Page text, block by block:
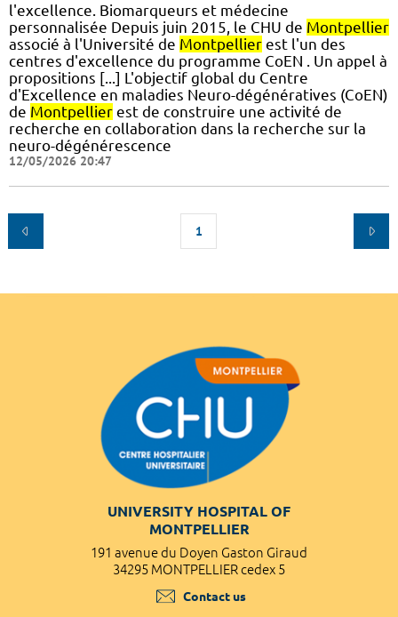
l'excellence. Biomarqueurs et médecine
personnalisée Depuis juin 2015, le CHU de Montpellier
associé à l'Université de Montpellier est l'un des
centres d'excellence du programme CoEN . Un appel à
propositions [...] L'objectif global du Centre
d'Excellence en maladies Neuro-dégénératives (CoEN)
de Montpellier est de construire une activité de
recherche en collaboration dans la recherche sur la
neuro-dégénérescence
12/05/2026 20:47
1
UNIVERSITY HOSPITAL OF
MONTPELLIER
191 avenue du Doyen Gaston Giraud
34295 MONTPELLIER cedex 5
Contact us